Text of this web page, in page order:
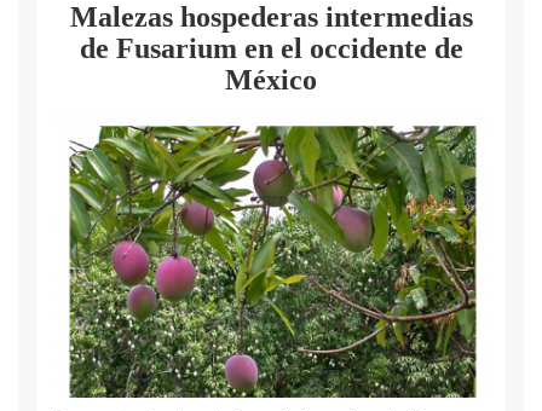
Malezas hospederas intermedias
de Fusarium en el occidente de
México